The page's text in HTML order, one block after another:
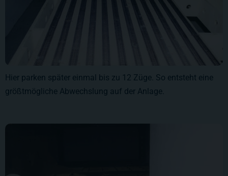
Hier parken später einmal bis zu 12 Züge. So entsteht eine
größtmögliche Abwechslung auf der Anlage.